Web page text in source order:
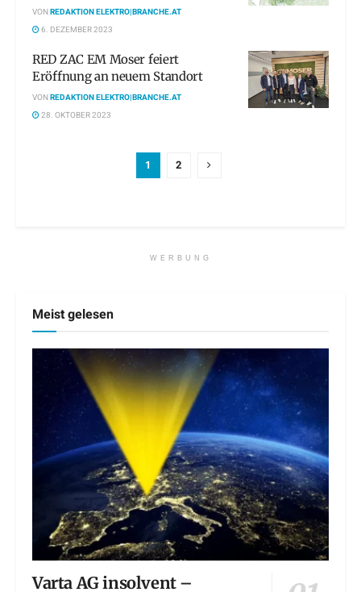
VONREDAKTION ELEKTRO|BRANCHE.AT
6. DEZEMBER 2023
RED ZAC EM Moser feiert
Eröffnung an neuem Standort
VONREDAKTION ELEKTRO|BRANCHE.AT
28. OKTOBER 2023
1 2
WERBUNG
Meist gelesen
Varta AG insolvent –